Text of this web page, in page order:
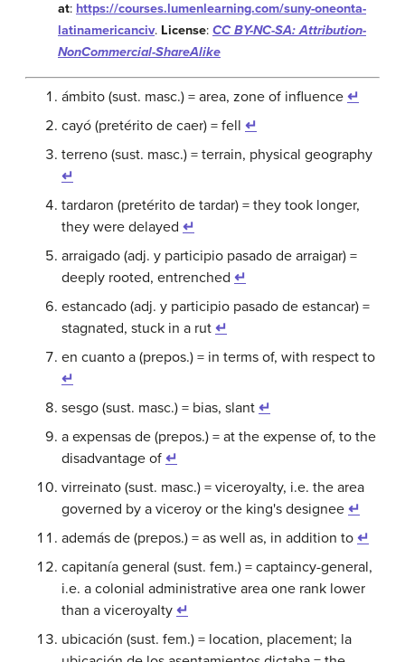
at: https://courses.lumenlearning.com/suny-oneonta-
latinamericanciv. License: CC BY-NC-SA: Attribution-
NonCommercial-ShareAlike
ámbito (sust. masc.) = area, zone of influence ↵
cayó (pretérito de caer) = fell ↵
terreno (sust. masc.) = terrain, physical geography
↵
tardaron (pretérito de tardar) = they took longer,
they were delayed ↵
arraigado (adj. y participio pasado de arraigar) =
deeply rooted, entrenched ↵
estancado (adj. y participio pasado de estancar) =
stagnated, stuck in a rut ↵
en cuanto a (prepos.) = in terms of, with respect to
↵
sesgo (sust. masc.) = bias, slant ↵
a expensas de (prepos.) = at the expense of, to the
disadvantage of ↵
virreinato (sust. masc.) = viceroyalty, i.e. the area
governed by a viceroy or the king's designee ↵
además de (prepos.) = as well as, in addition to ↵
capitanía general (sust. fem.) = captaincy-general,
i.e. a colonial administrative area one rank lower
than a viceroyalty ↵
ubicación (sust. fem.) = location, placement; la